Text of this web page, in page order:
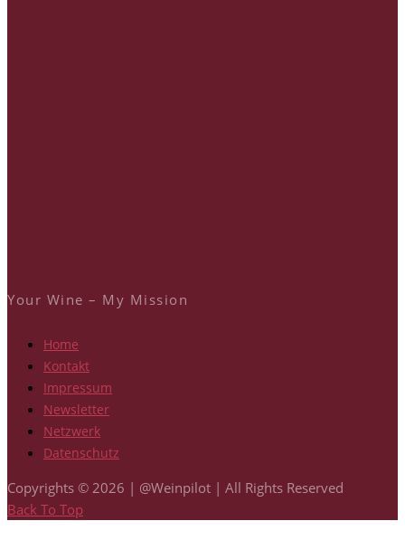
Your Wine – My Mission
Home
Kontakt
Impressum
Newsletter
Netzwerk
Datenschutz
Copyrights © 2026 | @Weinpilot | All Rights Reserved
Back To Top